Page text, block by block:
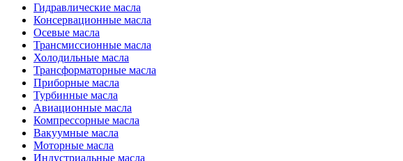
Гидравлические масла
Консервационные масла
Осевые масла
Трансмиссионные масла
Холодильные масла
Трансформаторные масла
Приборные масла
Турбинные масла
Авиационные масла
Компрессорные масла
Вакуумные масла
Моторные масла
Индустриальные масла